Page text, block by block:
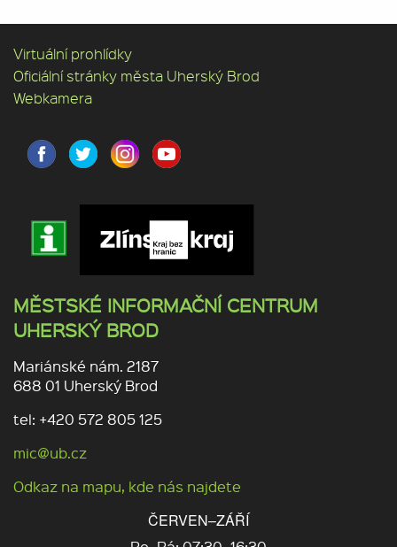
Virtuální prohlídky
Oficiální stránky města Uherský Brod
Webkamera
MĚSTSKÉ INFORMAČNÍ CENTRUM
UHERSKÝ BROD
Mariánské nám. 2187
688 01 Uherský Brod
tel: +420 572 805 125
mic@ub.cz
Odkaz na mapu, kde nás najdete
ČERVEN–ZÁŘÍ